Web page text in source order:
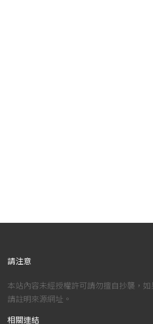
請注意
本站內容未經授權許可請勿擅自抄襲，
請註明來源網址。
相關連結